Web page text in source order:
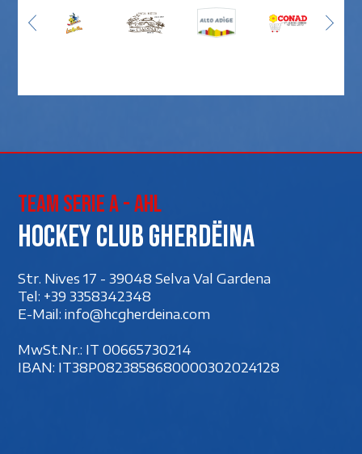
Team Serie A - AHL
Hockey club Gherdëina
Str. Nives 17 - 39048 Selva Val Gardena
Tel: +39 3358342348
E-Mail: info@hcgherdeina.com
MwSt.Nr.: IT 00‍665730214
IBAN: IT38P0823858680000302024128